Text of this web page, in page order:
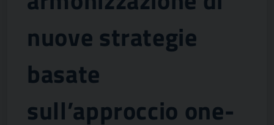
nuove strategie
basate
sull’approccio one-